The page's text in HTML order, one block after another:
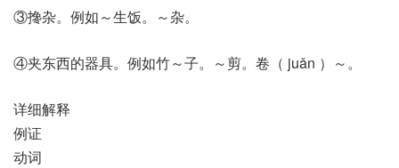
③搀杂。例如～生饭。～杂。
④夹东西的器具。例如竹～子。～剪。卷（ juǎn ）～。
详细解释
例证
动词